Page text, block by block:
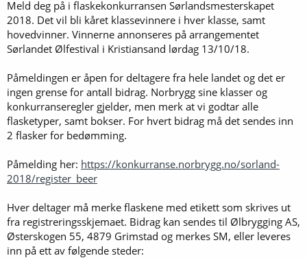
Meld deg på i flaskekonkurransen Sørlandsmesterskapet
2018. Det vil bli kåret klassevinnere i hver klasse, samt
hovedvinner. Vinnerne annonseres på arrangementet
Sørlandet Ølfestival i Kristiansand lørdag 13/10/18.
Påmeldingen er åpen for deltagere fra hele landet og det er
ingen grense for antall bidrag. Norbrygg sine klasser og
konkurranseregler gjelder, men merk at vi godtar alle
flasketyper, samt bokser. For hvert bidrag må det sendes inn
2 flasker for bedømming.
Påmelding her: https://konkurranse.norbrygg.no/sorland-
2018/register_beer
Hver deltager må merke flaskene med etikett som skrives ut
fra registreringsskjemaet. Bidrag kan sendes til Ølbrygging AS,
Østerskogen 55, 4879 Grimstad og merkes SM, eller leveres
inn på ett av følgende steder: